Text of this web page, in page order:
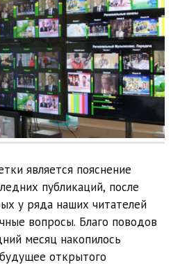
является пояснение
публикаций, после
у ряда наших читателей
вопросы. Благо поводов
месяц накопилось
открытого